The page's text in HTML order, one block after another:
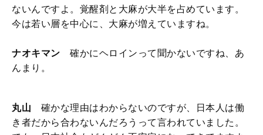
ないんですよ。覚醒剤と大麻が大半を占めています。
今は若い層を中心に、大麻が増えていますね。
ナオキマン 確かにヘロインって聞かないですね、あ
んまり。
丸山 確かな理由はわからないのですが、日本人は働
き者だから合わないんだろうって言われていました。